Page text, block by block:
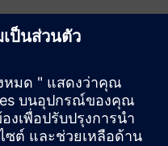
manufacturing
report their waste and
and AI-powered
transparency, cost